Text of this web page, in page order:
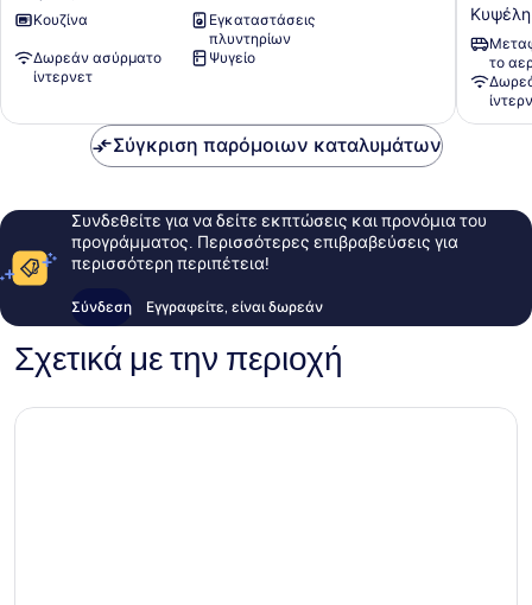
Sophisticated
apt
Κυψέλη
Κουζίνα
Εγκαταστάσεις
πλυντηρίων
Δωρεάν ασύρματο
ίντερνετ
Ψυγείο
στο
κέντρο
της
Αθήνας
Κυψέλη
Κυψέλη
το
Σύγκριση παρόμοιων καταλυμάτων
Συνδεθείτε για να δείτε εκπτώσεις και προνόμια του
προγράμματος. Περισσότερες επιβραβεύσεις για
περισσότερη περιπέτεια!
Σύνδεση Εγγραφείτε, είναι δωρεάν
Σχετικά με την περιοχή